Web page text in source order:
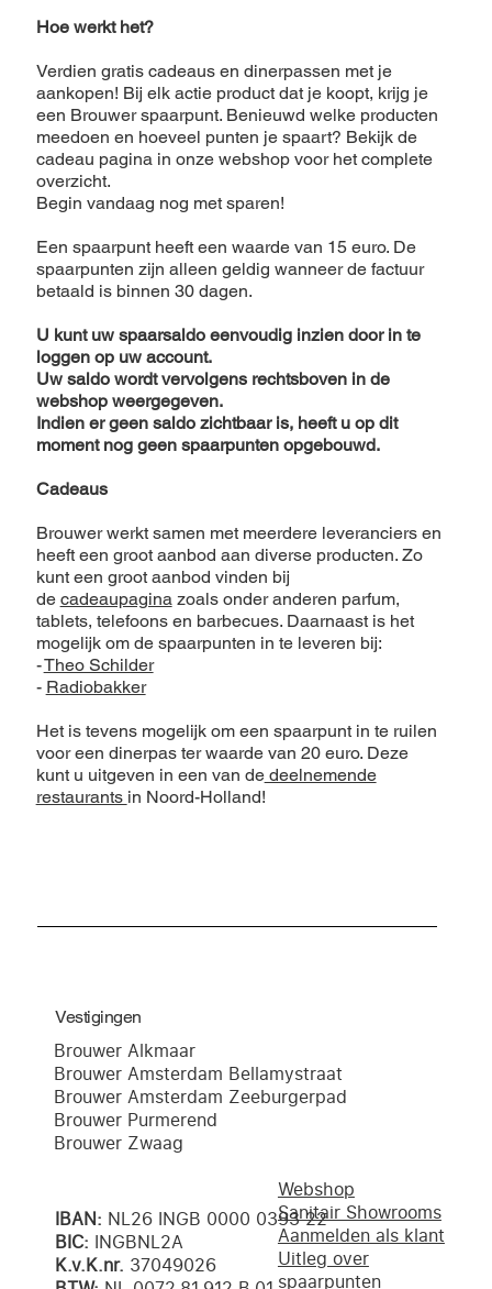
Hoe werkt het?
Verdien gratis cadeaus en dinerpassen met je
aankopen! Bij elk actie product dat je koopt, krijg je
een Brouwer spaarpunt. Benieuwd welke producten
meedoen en hoeveel punten je spaart? Bekijk de
cadeau pagina in onze webshop voor het complete
overzicht.
Begin vandaag nog met sparen!
Een spaarpunt heeft een waarde van 15 euro. De
spaarpunten zijn alleen geldig wanneer de factuur
betaald is binnen 30 dagen.
U kunt uw spaarsaldo eenvoudig inzien door in te
loggen op uw account.
Uw saldo wordt vervolgens rechtsboven in de
webshop weergegeven.
Indien er geen saldo zichtbaar is, heeft u op dit
moment nog geen spaarpunten opgebouwd.
Cadeaus
Brouwer werkt samen met meerdere leveranciers en
heeft een groot aanbod aan diverse producten. Zo
kunt een groot aanbod vinden bij
de cadeaupagina zoals onder anderen parfum,
tablets, telefoons en barbecues. Daarnaast is het
mogelijk om de spaarpunten in te leveren bij:
-Theo Schilder
- Radiobakker
Het is tevens mogelijk om een spaarpunt in te ruilen
voor een dinerpas ter waarde van 20 euro. Deze
kunt u uitgeven in een van dedeelnemende
restaurants in Noord-Holland!
Brouwer Alkmaar
Brouwer Amsterdam Bellamystraat
Brouwer Amsterdam Zeeburgerpad
Brouwer Purmerend
Brouwer Zwaag
Vestigingen
IBAN: NL26 INGB 0000 0393 22
BIC: INGBNL2A
K.v.K.nr. 37049026
Webshop
Sanitair Showrooms
Aanmelden als klant
Uitleg over
spaarpunten